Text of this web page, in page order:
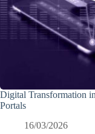
Digital Transformation
Portals
16/03/2026